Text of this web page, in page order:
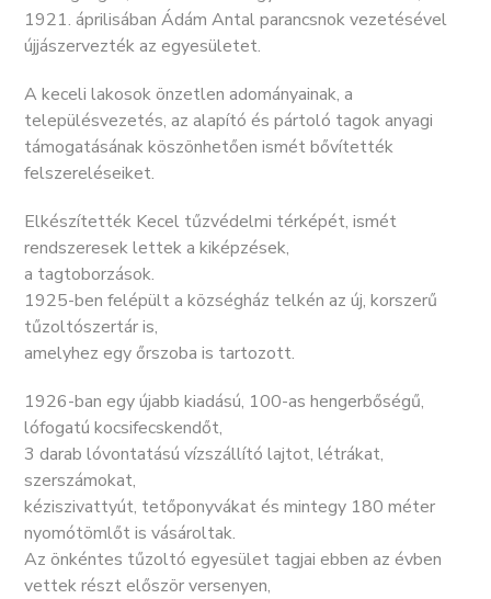
1921. áprilisában Ádám Antal parancsnok vezetésével
újjászervezték az egyesületet.
A keceli lakosok önzetlen adományainak, a
településvezetés, az alapító és pártoló tagok anyagi
támogatásának köszönhetően ismét bővítették
felszereléseiket.
Elkészítették Kecel tűzvédelmi térképét, ismét
rendszeresek lettek a kiképzések,
a tagtoborzások.
1925-ben felépült a községház telkén az új, korszerű
tűzoltószertár is,
amelyhez egy őrszoba is tartozott.
1926-ban egy újabb kiadású, 100-as hengerbőségű,
lófogatú kocsifecskendőt,
3 darab lóvontatású vízszállító lajtot, létrákat,
szerszámokat,
kéziszivattyút, tetőponyvákat és mintegy 180 méter
nyomótömlőt is vásároltak.
Az önkéntes tűzoltó egyesület tagjai ebben az évben
vettek részt először versenyen,